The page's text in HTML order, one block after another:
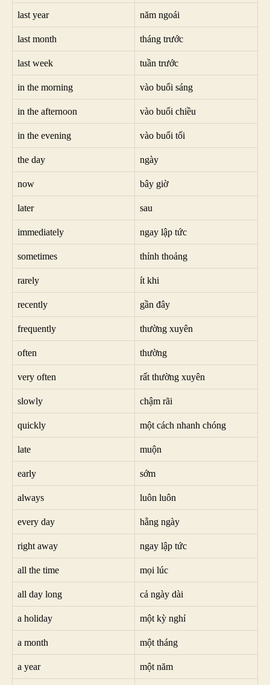
last year năm ngoái
last month tháng trước
last week tuần trước
in the morning vào buổi sáng
in the afternoon vào buổi chiều
in the evening vào buổi tối
the day ngày
now bây giờ
later sau
immediately ngay lập tức
sometimes thỉnh thoảng
rarely ít khi
recently gần đây
frequently thường xuyên
often thường
very often rất thường xuyên
slowly chậm rãi
quickly một cách nhanh chóng
late muộn
early sớm
always luôn luôn
every day hằng ngày
right away ngay lập tức
all the time mọi lúc
all day long cả ngày dài
a holiday một kỳ nghỉ
a month một tháng
a year một năm